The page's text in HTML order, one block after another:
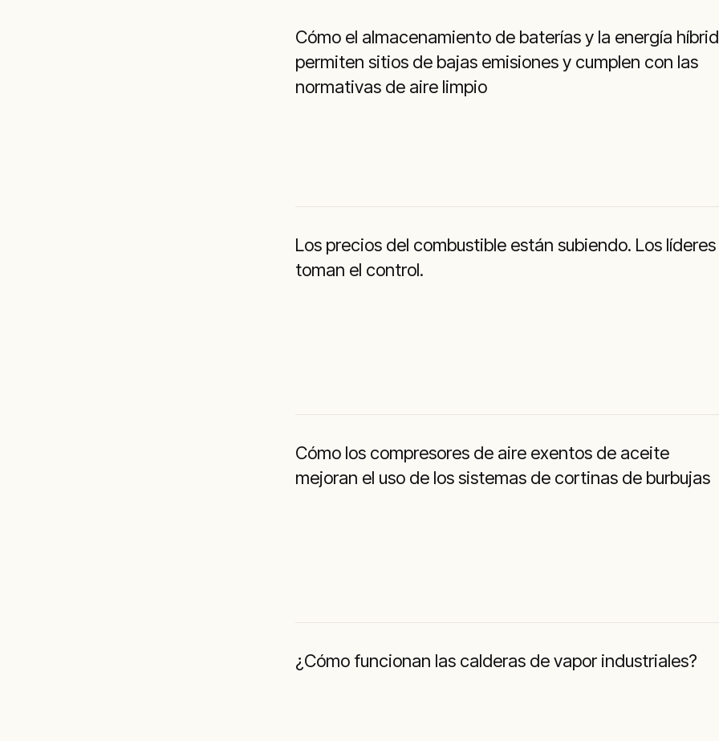
Cómo el almacenamiento de baterías y la energía
permiten sitios de bajas emisiones y cumplen con las
normativas de aire limpio
Los precios del combustible están subiendo. Los líderes
toman el control.
Cómo los compresores de aire exentos de aceite
mejoran el uso de los sistemas de cortinas de burbujas
¿Cómo funcionan las calderas de vapor industriales?